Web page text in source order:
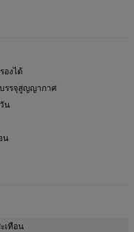
องได้
รรจุสูญญากาศ
น
น
เทือน